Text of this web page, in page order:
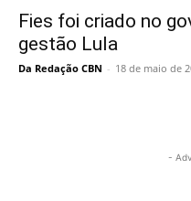
Fies foi criado no
gestão Lula
Da Redação CBN - 18 de maio de
-